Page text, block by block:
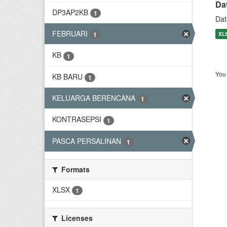
DP3AP2KB 1
FEBRUARI 1
KB 1
KB BARU 1
KELUARGA BERENCANA 1
KONTRASEPSI 1
PASCA PERSALINAN 1
Formats
XLSX
1
Licenses